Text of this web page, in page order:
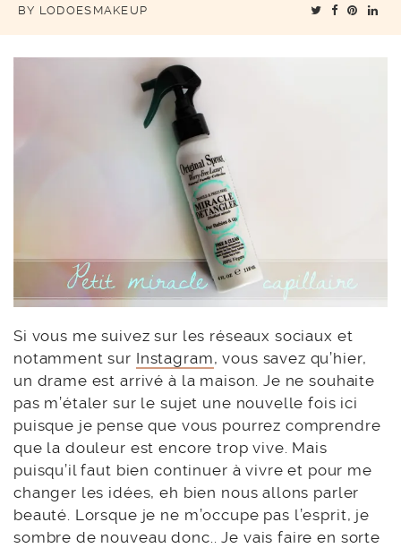
BY LODOESMAKEUP
Si vous me suivez sur les réseaux sociaux et
notamment sur Instagram, vous savez qu’hier,
un drame est arrivé à la maison. Je ne souhaite
pas m’étaler sur le sujet une nouvelle fois ici
puisque je pense que vous pourrez comprendre
que la douleur est encore trop vive. Mais
puisqu’il faut bien continuer à vivre et pour me
changer les idées, eh bien nous allons parler
beauté. Lorsque je ne m’occupe pas l’esprit, je
sombre de nouveau donc.. Je vais faire en sorte